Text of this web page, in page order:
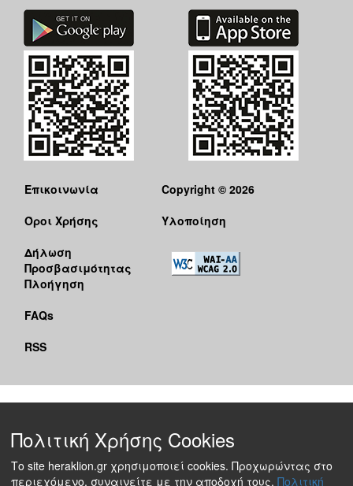
Επικοινωνία
Όροι Χρήσης
Δήλωση
Προσβασιμότητας
Πλοήγηση
FAQs
RSS
Copyright © 2026
Υλοποίηση
Πολιτική Χρήσης Cookies
Το site heraklion.gr χρησιμοποιεί cookies. Προχωρώντας στο
περιεχόμενο, συναινείτε με την αποδοχή τους. Πολιτική